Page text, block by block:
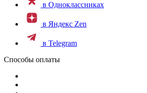
в Одноклассниках
в Яндекс Zen
в Telegram
Способы оплаты